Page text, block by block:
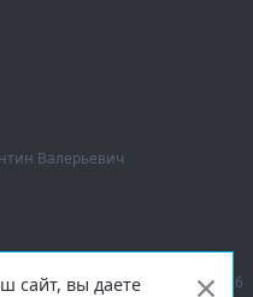
Валерьевич
Регион 29»,
© 2016–2026
сайт, вы даете